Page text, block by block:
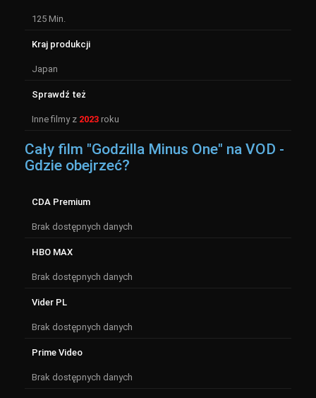
125 Min.
Kraj produkcji
Japan
Sprawdź też
Inne filmy z 2023 roku
Cały film "Godzilla Minus One" na VOD -
Gdzie obejrzeć?
CDA Premium
Brak dostępnych danych
HBO MAX
Brak dostępnych danych
Vider PL
Brak dostępnych danych
Prime Video
Brak dostępnych danych